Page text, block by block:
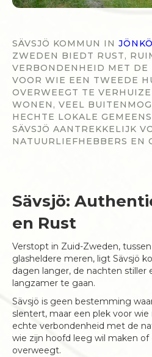
SÄVSJÖ KOMMUN IN
ZWEDEN BIEDT RUST,
VERBONDENHEID MET DE
VOOR WIE EEN TWEEDE
OVERWEEGT TE
WONEN, VEEL
HECHTE LOKALE
SÄVSJÖ AANTREKKELIJK
NATUURLIEFHEBBERS EN
Sävsjö:
en Rust
Verstopt in Zuid-Zweden,
glasheldere meren, ligt Sävsjö
dagen langer, de nachten
langzamer te gaan.
Sävsjö is geen bestemming
slentert, maar een plek voor
echte verbondenheid met de
wie zijn hoofd leeg wil maken
overweegt.